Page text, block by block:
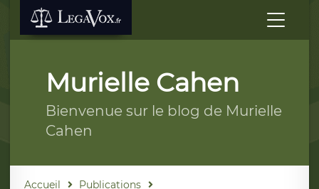
Murielle Cahen
Bienvenue sur le blog de Murielle
Cahen
Accueil Publications